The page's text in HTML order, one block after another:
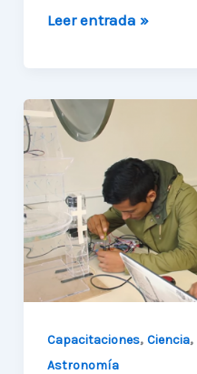
Astroingeniería
norte
y
necesidades
de
los
grandes
telescopios
Leer entrada »
Capacitaciones, Ciencia,
Astronomía